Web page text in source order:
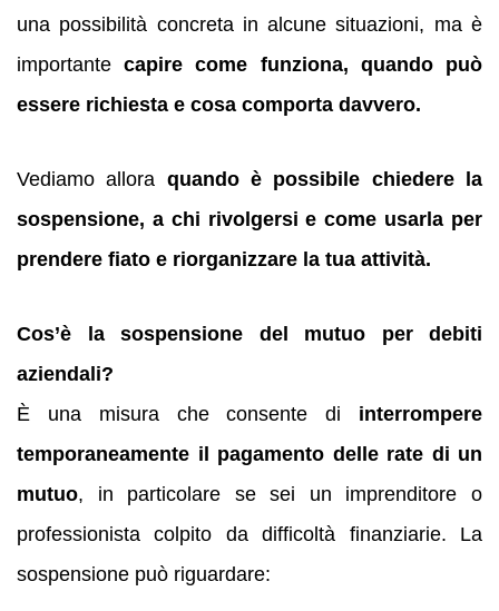
una possibilità concreta in alcune situazioni, ma è
importantecapire come funziona, quando può
essere richiesta e cosa comporta davvero.
Vediamo allora quando è possibile chiedere la
sospensione, a chi rivolgersi e come usarla per
prendere fiato e riorganizzare la tua attività.
Cos’è la sospensione del mutuo per debiti
aziendali?
È una misura che consente di interrompere
temporaneamente il pagamento delle rate di un
mutuo, in particolare se sei un imprenditore o
professionista colpito da difficoltà finanziarie. La
sospensione può riguardare: